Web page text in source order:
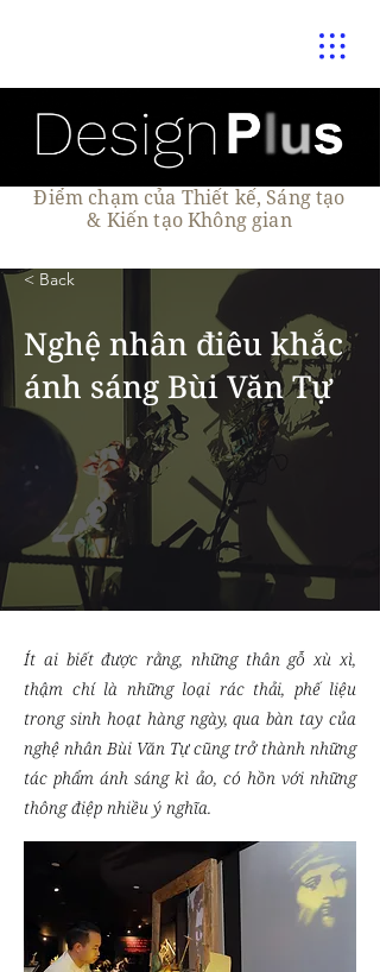
Điểm chạm của Thiết kế, Sáng tạo
& Kiến tạo Không gian
< Back
Nghệ nhân điêu khắc
ánh sáng Bùi Văn Tự
Ít ai biết được rằng, những thân gỗ xù xì,
thậm chí là những loại rác thải, phế liệu
trong sinh hoạt hàng ngày, qua bàn tay của
nghệ nhân Bùi Văn Tự cũng trở thành những
tác phẩm ánh sáng kì ảo, có hồn với những
thông điệp nhiều ý nghĩa.